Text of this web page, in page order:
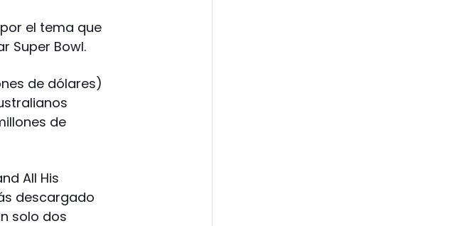
el tema que
Super Bowl.
de dólares)
de
All His
descargado
solo dos